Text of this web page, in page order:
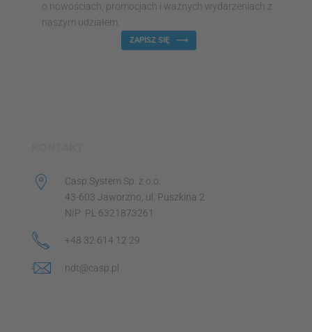
o nowościach, promocjach i ważnych wydarzeniach z
naszym udziałem.
ZAPISZ SIĘ
Casp System Sp. z o.o.
43-603 Jaworzno, ul. Puszkina 2
NIP: PL 6321873261
+48 32 614 12 29
ndt@casp.pl